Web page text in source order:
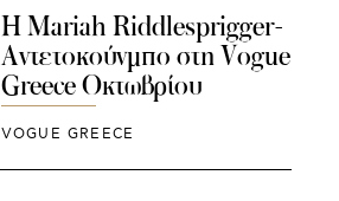
Η Mariah Riddlesprigger-
Αντετοκούνμπο στη Vogue
Greece Οκτωβρίου
VOGUE GREECE